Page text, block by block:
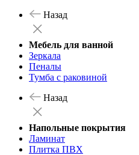
Назад
Мебель для ванной
Зеркала
Пеналы
Тумба с раковиной
Назад
Напольные покрытия
Ламинат
Плитка ПВХ